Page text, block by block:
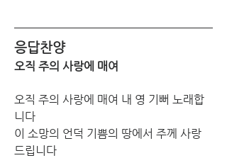
응답찬양
오직 주의 사랑에 매여
오직 주의 사랑에 매여 내 영 기뻐 노래합
니다
이 소망의 언덕 기쁨의 땅에서 주께 사랑
드립니다